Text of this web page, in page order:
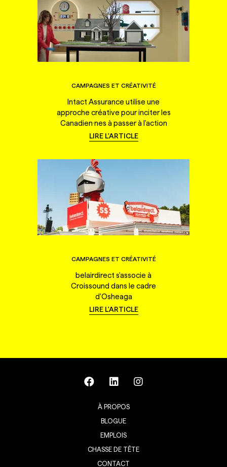
CAMPAGNES ET CRÉATIVITÉ
Intact Assurance utilise une
approche créative pour inciter les
Canadien·nes à passer à l'action
LIRE L'ARTICLE
CAMPAGNES ET CRÉATIVITÉ
belairdirect s'associe à
Croissound dans le cadre
d'Osheaga
LIRE L'ARTICLE
À PROPOS
BLOGUE
EMPLOIS
CHASSE DE TÊTE
CONTACT